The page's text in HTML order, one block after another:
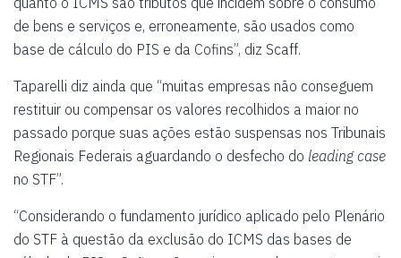
de bens e serviços e, erroneamente, são usados como
base de cálculo do PIS e da Cofins”, diz Scaff.
Taparelli diz ainda que “muitas empresas não conseguem
restituir ou compensar os valores recolhidos a maior no
passado porque suas ações estão suspensas nos Tribunais
Regionais Federais aguardando o desfecho do leading case
no STF”.
“Considerando o fundamento jurídico aplicado pelo Plenário
do STF à questão da exclusão do ICMS das bases de